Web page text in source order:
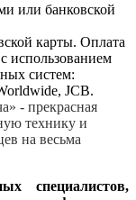
или банковской
карты. Оплата
систем:
JCB.
- прекрасная
технику и
на весьма
специалистов,